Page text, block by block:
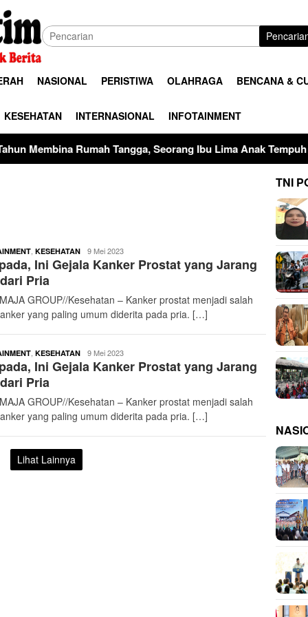
NASIONAL PERISTIWA OLAHRAGA BENCANA &
KESEHATAN INTERNASIONAL INFOTAINMENT
Rumah Tangga, Seorang Ibu Lima Anak Tempuh Jalur
KESEHATANbuserjatim
9 Mei 2023
Ini Gejala Kanker Prostat yang Jarang
Pria
GROUP//Kesehatan – Kanker prostat menjadi salah
yang paling umum diderita pada pria. […]
KESEHATANbuserjatim
9 Mei 2023
Ini Gejala Kanker Prostat yang Jarang
Pria
GROUP//Kesehatan – Kanker prostat menjadi salah
yang paling umum diderita pada pria. […]
Lihat Lainnya
TNI